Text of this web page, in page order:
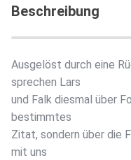
Beschreibung
Ausgelöst durch eine
sprechen Lars
und Falk diesmal über
bestimmtes
Zitat, sondern über die
mit uns